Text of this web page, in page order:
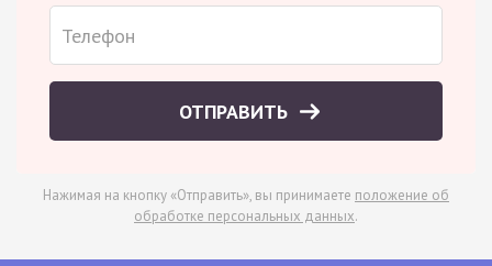
ОТПРАВИТЬ
Нажимая на кнопку «Отправить», вы принимаете положение об
обработке персональных данных.